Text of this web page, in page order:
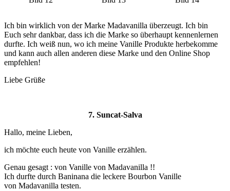
Ich bin wirklich von der Marke Madavanilla überzeugt. Ich bin
Euch sehr dankbar, dass ich die Marke so überhaupt kennenlernen
durfte. Ich weiß nun, wo ich meine Vanille Produkte herbekomme
und kann auch allen anderen diese Marke und den Online Shop
empfehlen!
Liebe Grüße
7. Suncat-Salva
Hallo, meine Lieben,
ich möchte euch heute von Vanille erzählen.
Genau gesagt : von Vanille von Madavanilla !!
Ich durfte durch Baninana die leckere Bourbon Vanille
von Madavanilla testen.